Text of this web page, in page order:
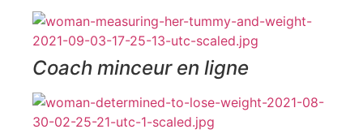
Coach minceur en ligne